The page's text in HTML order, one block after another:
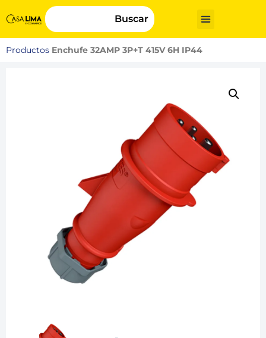
Buscar
Productos Enchufe 32AMP 3P+T 415V 6H IP44